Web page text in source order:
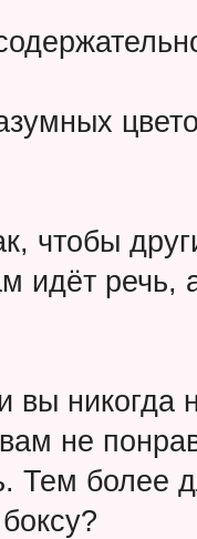
чтобы
идёт речь,
вы никогда
не
Тем более